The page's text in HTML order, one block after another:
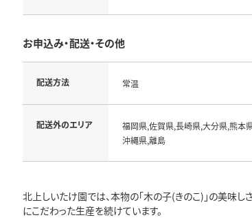
お申込み・配送・その他
配送方法 常温
配送外のエリア
福岡県,佐賀県,長崎県,大分県,熊本
沖縄県,離島
北上しいたけ園では、本物の「木の子(きのこ)」の美味
にこだわった生産を続けています。